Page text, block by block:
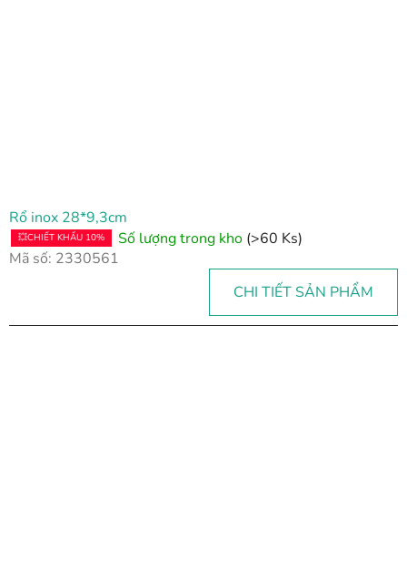
Rổ inox 28*9,3cm
💥CHIẾT KHẤU 10% Số lượng trong kho (>60 Ks)
Mã số: 2330561
CHI TIẾT SẢN PHẨM